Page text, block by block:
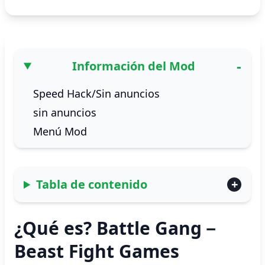
Información del Mod
Speed Hack/Sin anuncios
sin anuncios
Menú Mod
Tabla de contenido
¿Qué es? Battle Gang－
Beast Fight Games